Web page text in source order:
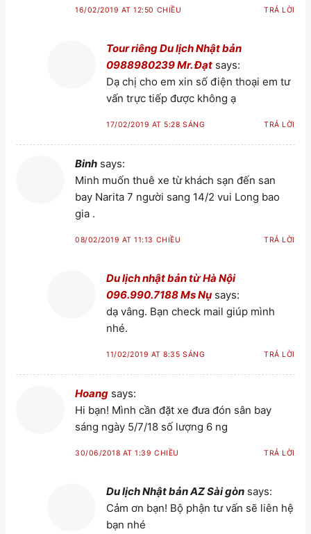
16/02/2019 AT 12:50 CHIỀU TRẢ LỜI
Tour riêng Du lịch Nhật bản
0988980239 Mr. Đạt says:
Dạ chị cho em xin số điện thoại em tư
vấn trực tiếp được không ạ
17/02/2019 AT 5:28 SÁNG TRẢ LỜI
Binh says:
Minh muốn thuê xe từ khách sạn đến san
bay Narita 7 người sang 14/2 vui Long bao
gia .
08/02/2019 AT 11:13 CHIỀU TRẢ LỜI
Du lịch nhật bản từ Hà Nội
096.990.7188 Ms Nụ says:
dạ vâng. Bạn check mail giúp mình
nhé.
11/02/2019 AT 8:35 SÁNG TRẢ LỜI
Hoang says:
Hi bạn! Mình cần đặt xe đưa đón sân bay
sáng ngày 5/7/18 số lượng 6 ng
30/06/2018 AT 1:39 CHIỀU TRẢ LỜI
Du lịch Nhật bản AZ Sài gòn says:
Cảm ơn bạn! Bộ phận tư vấn sẽ liên hệ
bạn nhé